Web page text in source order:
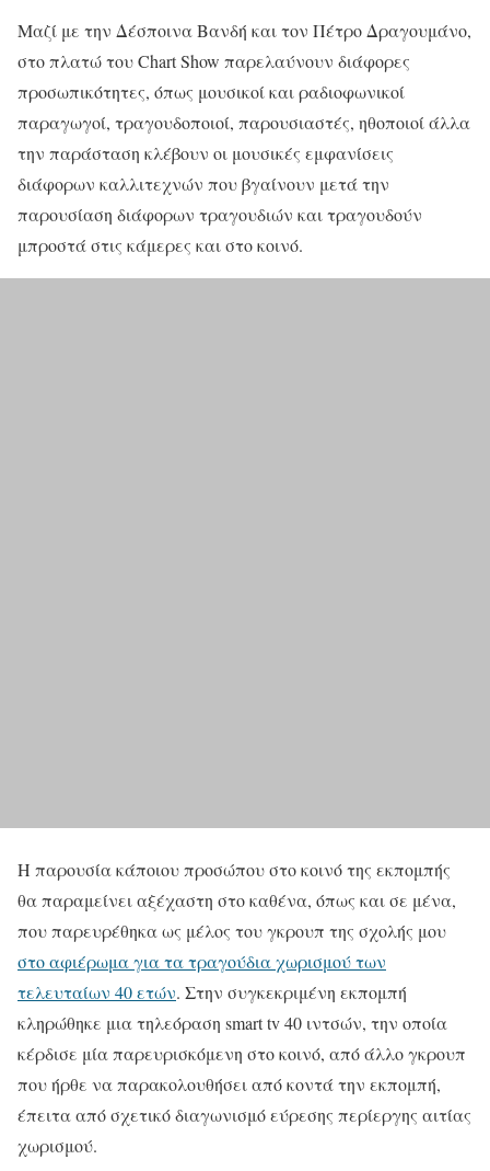
Μαζί με την Δέσποινα Βανδή και τον Πέτρο Δραγουμάνο,
στο πλατώ του Chart Show παρελαύνουν διάφορες
προσωπικότητες, όπως μουσικοί και ραδιοφωνικοί
παραγωγοί, τραγουδοποιοί, παρουσιαστές, ηθοποιοί άλλα
την παράσταση κλέβουν οι μουσικές εμφανίσεις
διάφορων καλλιτεχνών που βγαίνουν μετά την
παρουσίαση διάφορων τραγουδιών και τραγουδούν
μπροστά στις κάμερες και στο κοινό.
Η παρουσία κάποιου προσώπου στο κοινό της εκπομπής
θα παραμείνει αξέχαστη στο καθένα, όπως και σε μένα,
που παρευρέθηκα ως μέλος του γκρουπ της σχολής μου
στο αφιέρωμα για τα τραγούδια χωρισμού των
τελευταίων 40 ετών. Στην συγκεκριμένη εκπομπή
κληρώθηκε μια τηλεόραση smart tv 40 ιντσών, την οποία
κέρδισε μία παρευρισκόμενη στο κοινό, από άλλο γκρουπ
που ήρθε να παρακολουθήσει από κοντά την εκπομπή,
έπειτα από σχετικό διαγωνισμό εύρεσης περίεργης αιτίας
χωρισμού.